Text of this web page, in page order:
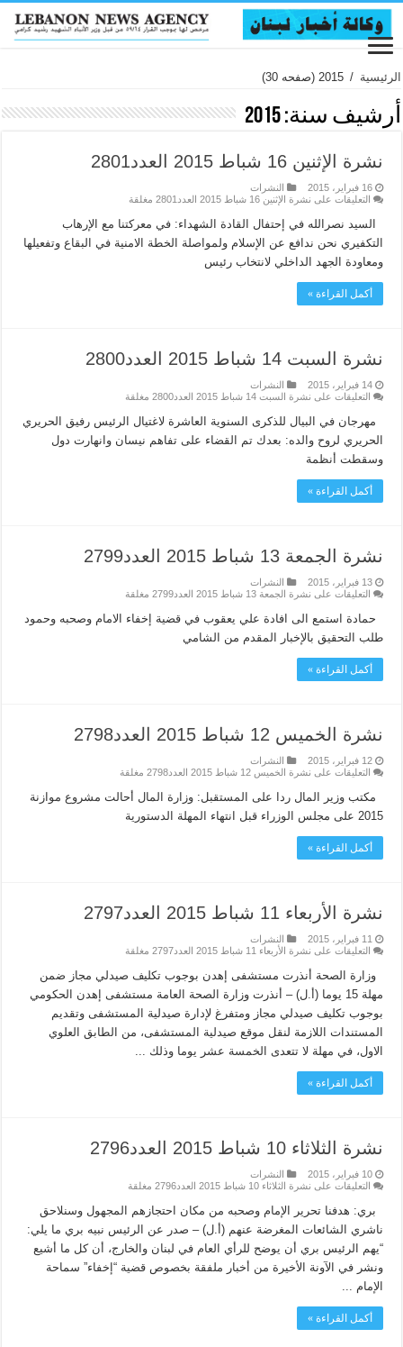
الرئيسية /
2015 (صفحه 30)
أرشيف سنة:2015
نشرة الإثنين 16 شباط 2015 العدد2801
16 فبراير، 2015
النشرات
التعليقات على نشرة الإثنين 16 شباط 2015 العدد2801 مغلقة
السيد نصرالله في إحتفال القادة الشهداء: في معركتنا مع الإرهاب
التكفيري نحن ندافع عن الإسلام ولمواصلة الخطة الامنية في البقاع وتفعيلها
ومعاودة الجهد الداخلي لانتخاب رئيس
أكمل القراءة »
نشرة السبت 14 شباط 2015 العدد2800
14 فبراير، 2015
النشرات
التعليقات على نشرة السبت 14 شباط 2015 العدد2800 مغلقة
مهرجان في البيال للذكرى السنوية العاشرة لاغتيال الرئيس رفيق الحريري
الحريري لروح والده: بعدك تم القضاء على تفاهم نيسان وانهارت دول
وسقطت أنظمة
أكمل القراءة »
نشرة الجمعة 13 شباط 2015 العدد2799
13 فبراير، 2015
النشرات
التعليقات على نشرة الجمعة 13 شباط 2015 العدد2799 مغلقة
حمادة استمع الى افادة علي يعقوب في قضية إخفاء الامام وصحبه وحمود
طلب التحقيق بالإخبار المقدم من الشامي
أكمل القراءة »
نشرة الخميس 12 شباط 2015 العدد2798
12 فبراير، 2015
النشرات
التعليقات على نشرة الخميس 12 شباط 2015 العدد2798 مغلقة
مكتب وزير المال ردا على المستقبل: وزارة المال أحالت مشروع موازنة
2015 على مجلس الوزراء قبل انتهاء المهلة الدستورية
أكمل القراءة »
نشرة الأربعاء 11 شباط 2015 العدد2797
11 فبراير، 2015
النشرات
التعليقات على نشرة الأربعاء 11 شباط 2015 العدد2797 مغلقة
وزارة الصحة أنذرت مستشفى إهدن بوجوب تكليف صيدلي مجاز ضمن
مهلة 15 يوما (أ.ل) – أنذرت وزارة الصحة العامة مستشفى إهدن الحكومي
بوجوب تكليف صيدلي مجاز ومتفرغ لإدارة صيدلية المستشفى وتقديم
المستندات اللازمة لنقل موقع صيدلية المستشفى، من الطابق العلوي
الاول، في مهلة لا تتعدى الخمسة عشر يوما وذلك ...
أكمل القراءة »
نشرة الثلاثاء 10 شباط 2015 العدد2796
10 فبراير، 2015
النشرات
التعليقات على نشرة الثلاثاء 10 شباط 2015 العدد2796 مغلقة
بري: هدفنا تحرير الإمام وصحبه من مكان احتجازهم المجهول وسنلاحق
ناشري الشائعات المغرضة عنهم (أ.ل) – صدر عن الرئيس نبيه بري ما يلي:
“يهم الرئيس بري أن يوضح للرأي العام في لبنان والخارج، أن كل ما أشيع
ونشر في الآونة الأخيرة من أخبار ملفقة بخصوص قضية “إخفاء” سماحة
الإمام ...
أكمل القراءة »